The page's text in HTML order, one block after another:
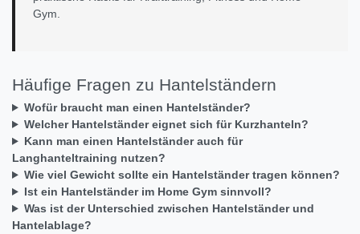
Gym.
Häufige Fragen zu Hantelständern
Wofür braucht man einen Hantelständer?
Welcher Hantelständer eignet sich für Kurzhanteln?
Kann man einen Hantelständer auch für
Langhanteltraining nutzen?
Wie viel Gewicht sollte ein Hantelständer tragen können?
Ist ein Hantelständer im Home Gym sinnvoll?
Was ist der Unterschied zwischen Hantelständer und
Hantelablage?